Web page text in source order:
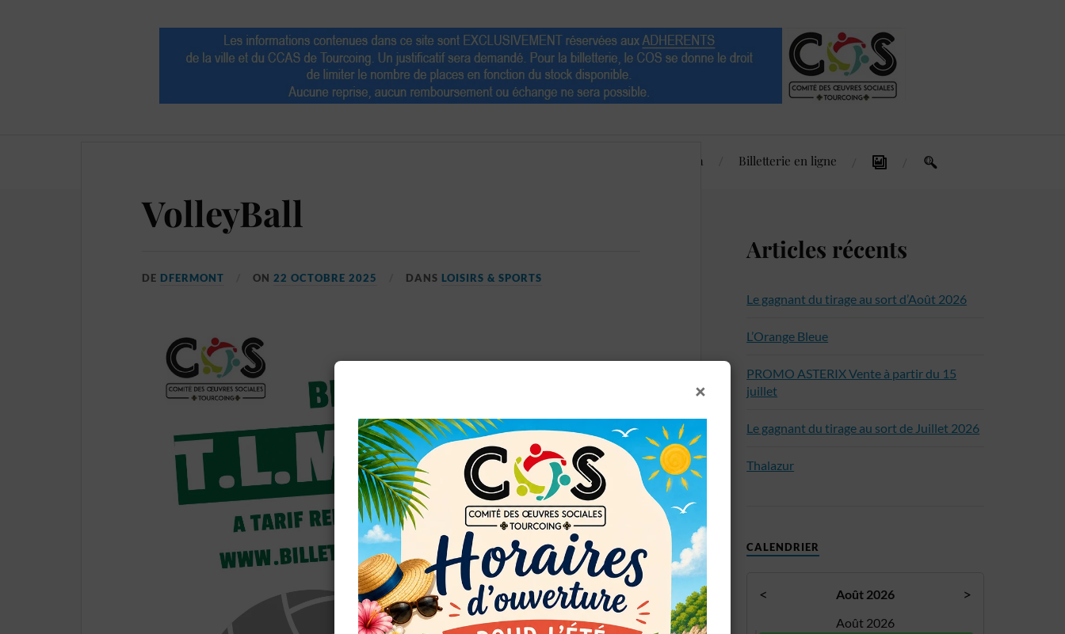
OK
Agenda Billetterie en ligne
VolleyBall
DE DFERMONT ON 22 OCTOBRE 2025 DANS LOISIRS & SPORTS
Articles récents
Le gagnant du tirage au sort d’Août 2026
L’Orange Bleue
PROMO ASTERIX Vente à partir du 15
juillet
Le gagnant du tirage au sort de Juillet 2026
Thalazur
CALENDRIER
< Août 2026 >
Août 2026
×